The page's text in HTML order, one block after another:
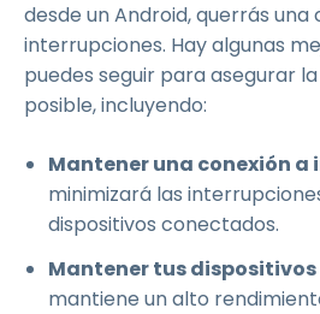
desde un Android, querrás una
interrupciones. Hay algunas
puedes seguir para asegurar
posible, incluyendo:
Mantener una conexión
minimizará las
dispositivos conectados.
Mantener tus
mantiene un alto